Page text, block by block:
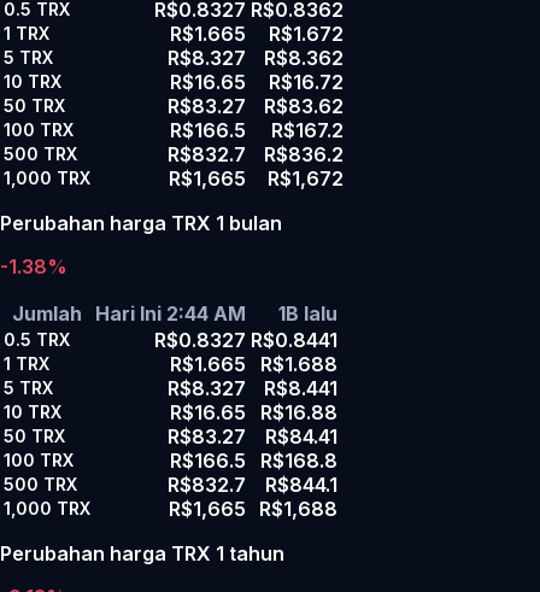
0.5 TRX R$0.8327 R$0.8362
1 TRX R$1.665 R$1.672
5 TRX R$8.327 R$8.362
10 TRX R$16.65 R$16.72
50 TRX R$83.27 R$83.62
100 TRX R$166.5 R$167.2
500 TRX R$832.7 R$836.2
1,000 TRX R$1,665
R$1,672
Perubahan harga TRX 1 bulan
-1.38%
Jumlah
Hari Ini 2:44 AM 1B lalu
0.5 TRX R$0.8327 R$0.8441
1 TRX R$1.665 R$1.688
5 TRX R$8.327 R$8.441
10 TRX R$16.65 R$16.88
50 TRX R$83.27 R$84.41
100 TRX R$166.5 R$168.8
500 TRX R$832.7 R$844.1
1,000 TRX R$1,665
R$1,688
Perubahan harga TRX 1 tahun